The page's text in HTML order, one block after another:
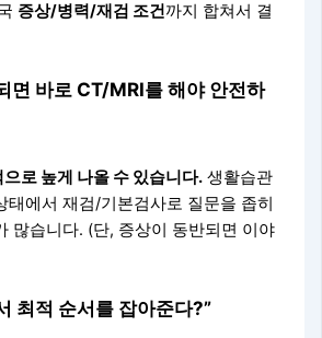
증상/병력/재검 조건까지 합쳐서 결
면 바로 CT/MRI를 해야 안전하
으로 높게 나올 수 있습니다. 생활습관
태에서 재검/기본검사로 질문을 좁히
많습니다. (단, 증상이 동반되면 이야
최적 순서를 잡아준다?”